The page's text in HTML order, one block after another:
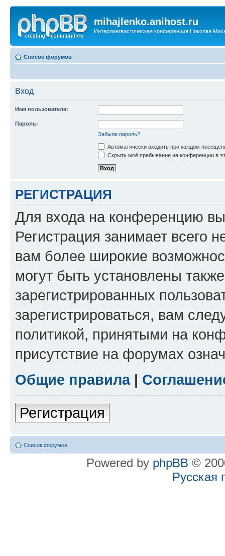
mihajlenko.anihost.ru
Интерлингвистическая конференция Николая
Список форумов
Вход
Имя пользователя:
Пароль:
Забыли пароль?
Автоматически входить при каждом
Скрыть моё пребывание на конференции в
РЕГИСТРАЦИЯ
Для входа на конференцию
Регистрация занимает всего
вам более широкие
могут быть установлены
зарегистрированных
зарегистрироваться, вам
политикой, принятыми на
присутствие на форумах
Общие правила|
Регистрация
Список форумов
Powered by phpBB ©
Русская